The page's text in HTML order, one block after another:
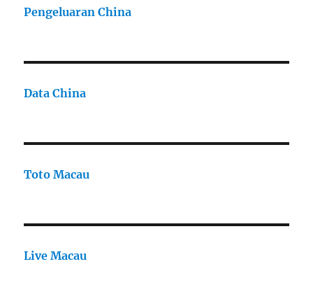
Pengeluaran China
Data China
Toto Macau
Live Macau